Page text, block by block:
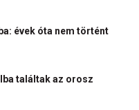
évek óta nem történt
találtak az orosz